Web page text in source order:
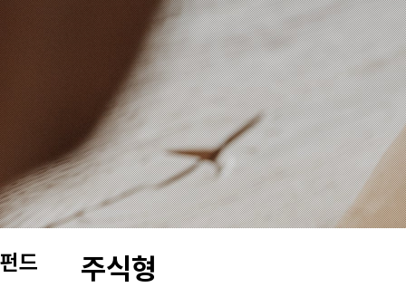
펀드 주식형